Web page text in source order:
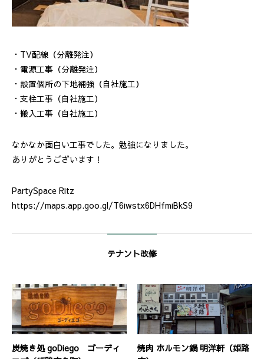
・TV配線（分離発注）
・電源工事（分離発注）
・設置個所の下地補強（自社施工）
・支柱工事（自社施工）
・搬入工事（自社施工）
なかなか面白い工事でした。勉強になりました。
ありがとうございます！
PartySpace Ritz
https://maps.app.goo.gl/T6iwstx6DHfmiBkS9
テナント改修
炭焼き処 goDiego ゴーディ
焼肉 ホルモン鍋 明洋軒（姫路